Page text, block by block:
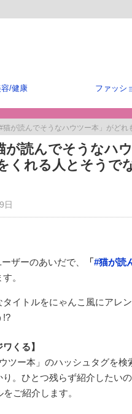
/健康 ファッシ
読んでそうなハウツー本」がどれもかわいすぎ
が読んでそうなハ
くれる人とそうで
日
ザーのあいだで、 「#猫が読
。
イトルをにゃんこ風にアレ
!?
くる】
ツー本」のハッシュタグを
り。ひとつ残らず紹介したい
ご紹介します。